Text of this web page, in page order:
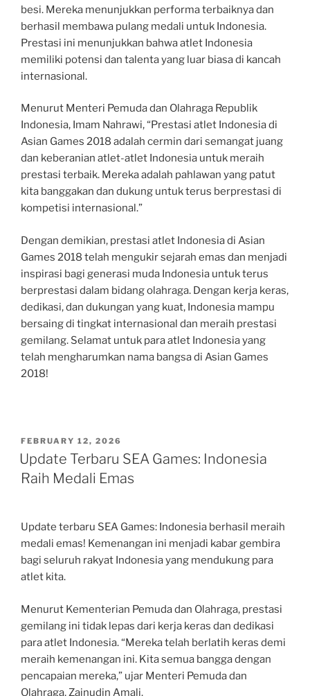
besi. Mereka menunjukkan performa terbaiknya dan
berhasil membawa pulang medali untuk Indonesia.
Prestasi ini menunjukkan bahwa atlet Indonesia
memiliki potensi dan talenta yang luar biasa di kancah
internasional.
Menurut Menteri Pemuda dan Olahraga Republik
Indonesia, Imam Nahrawi, “Prestasi atlet Indonesia di
Asian Games 2018 adalah cermin dari semangat juang
dan keberanian atlet-atlet Indonesia untuk meraih
prestasi terbaik. Mereka adalah pahlawan yang patut
kita banggakan dan dukung untuk terus berprestasi di
kompetisi internasional.”
Dengan demikian, prestasi atlet Indonesia di Asian
Games 2018 telah mengukir sejarah emas dan menjadi
inspirasi bagi generasi muda Indonesia untuk terus
berprestasi dalam bidang olahraga. Dengan kerja keras,
dedikasi, dan dukungan yang kuat, Indonesia mampu
bersaing di tingkat internasional dan meraih prestasi
gemilang. Selamat untuk para atlet Indonesia yang
telah mengharumkan nama bangsa di Asian Games
2018!
POSTED
ON
FEBRUARY 12, 2026
Update Terbaru SEA Games: Indonesia
Raih Medali Emas
Update terbaru SEA Games: Indonesia berhasil meraih
medali emas! Kemenangan ini menjadi kabar gembira
bagi seluruh rakyat Indonesia yang mendukung para
atlet kita.
Menurut Kementerian Pemuda dan Olahraga, prestasi
gemilang ini tidak lepas dari kerja keras dan dedikasi
para atlet Indonesia. “Mereka telah berlatih keras demi
meraih kemenangan ini. Kita semua bangga dengan
pencapaian mereka,” ujar Menteri Pemuda dan
Olahraga, Zainudin Amali.